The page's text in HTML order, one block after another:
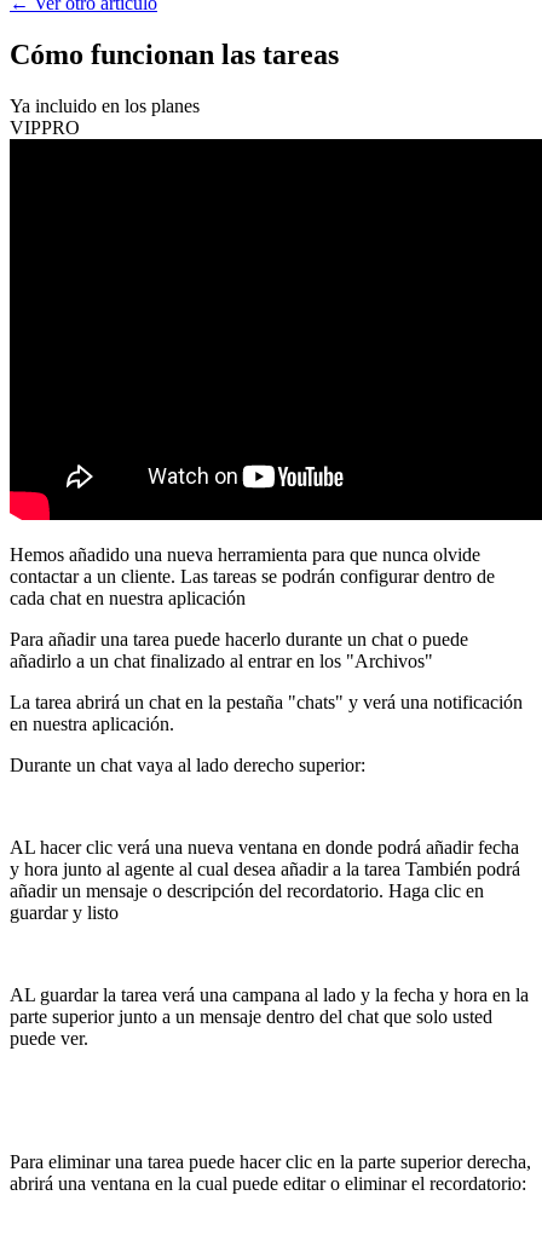
Cómo funcionan las tareas
Ya incluido en los planes
VIPPRO
Hemos añadido una nueva herramienta para que nunca olvide
contactar a un cliente. Las tareas se podrán configurar dentro de
cada chat en nuestra aplicación
Para añadir una tarea puede hacerlo durante un chat o puede
añadirlo a un chat finalizado al entrar en los "Archivos"
La tarea abrirá un chat en la pestaña "chats" y verá una notificación
en nuestra aplicación.
Durante un chat vaya al lado derecho superior:
AL hacer clic verá una nueva ventana en donde podrá añadir fecha
y hora junto al agente al cual desea añadir a la tarea También podrá
añadir un mensaje o descripción del recordatorio. Haga clic en
guardar y listo
AL guardar la tarea verá una campana al lado y la fecha y hora en la
parte superior junto a un mensaje dentro del chat que solo usted
puede ver.
Para eliminar una tarea puede hacer clic en la parte superior derecha,
abrirá una ventana en la cual puede editar o eliminar el recordatorio: